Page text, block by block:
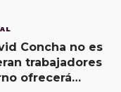
Concha no es
trabajadores
ofrecerá